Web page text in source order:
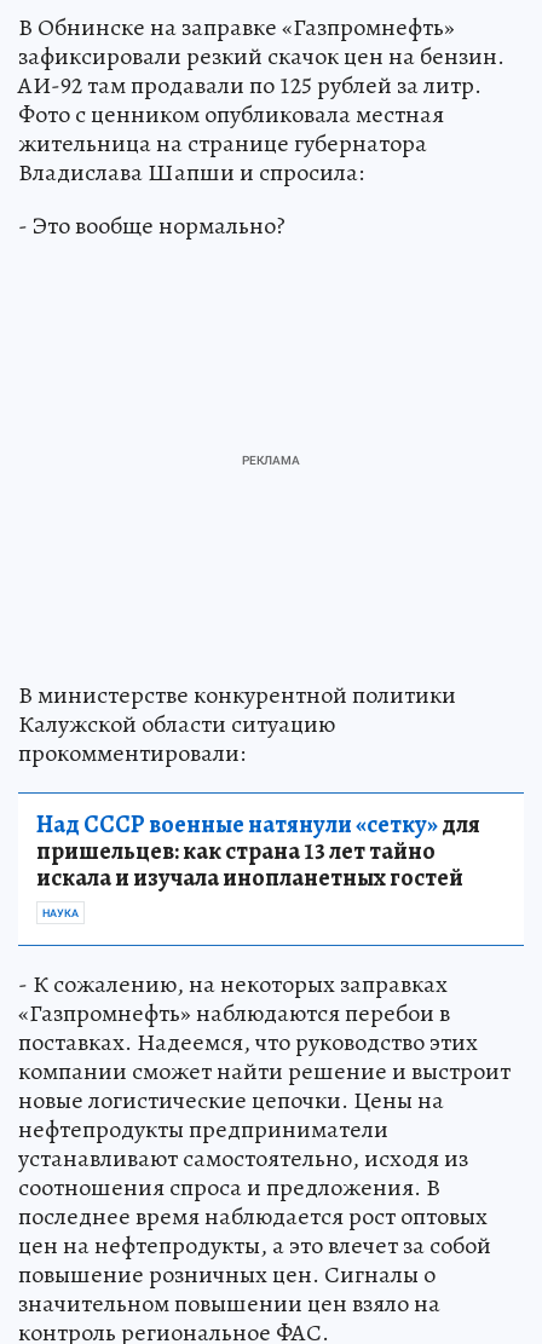
В Обнинске на заправке «Газпромнефть»
зафиксировали резкий скачок цен на бензин.
АИ-92 там продавали по 125 рублей за литр.
Фото с ценником опубликовала местная
жительница на странице губернатора
Владислава Шапши и спросила:
- Это вообще нормально?
В министерстве конкурентной политики
Калужской области ситуацию
прокомментировали:
Над СССР военные натянули «сетку»для
пришельцев: как страна 13 лет тайно
искала и изучала инопланетных гостей
НАУКА
- К сожалению, на некоторых заправках
«Газпромнефть» наблюдаются перебои в
поставках. Надеемся, что руководство этих
компании сможет найти решение и выстроит
новые логистические цепочки. Цены на
нефтепродукты предприниматели
устанавливают самостоятельно, исходя из
соотношения спроса и предложения. В
последнее время наблюдается рост оптовых
цен на нефтепродукты, а это влечет за собой
повышение розничных цен. Сигналы о
значительном повышении цен взяло на
контроль региональное ФАС.